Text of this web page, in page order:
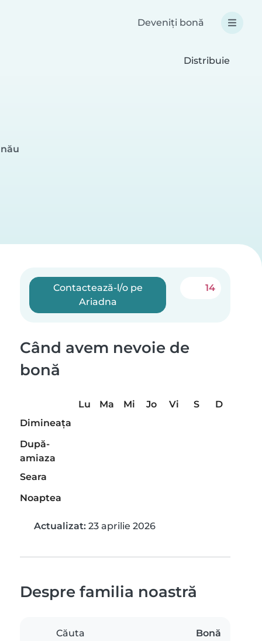
Deveniți bonă
Distribuie
Contactează-l/o pe
Ariadna
14
Când avem nevoie de
bonă
Lu Ma Mi Jo Vi S
D
Dimineaţa
După-
amiaza
Seara
Noaptea
Actualizat: 23 aprilie 2026
Despre familia noastră
Căuta Bonă